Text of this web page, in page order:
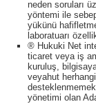
neden soruları
yöntemi ile
yükünü
laboratuarı
® Hukuki Net
ticaret veya iş
kuruluş,
veyahut
yönetimi olan